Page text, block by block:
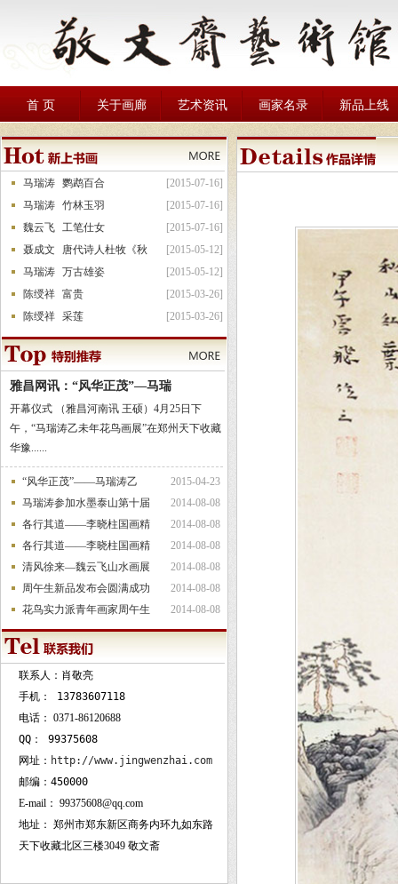
首 页 关于画廊 艺术资讯 画家名录 新品上线
马瑞涛 鹦鹉百合
[2015-07-16]
马瑞涛 竹林玉羽
[2015-07-16]
魏云飞 工笔仕女
[2015-07-16]
聂成文
唐代诗人杜牧《秋
[2015-05-12]
马瑞涛 万古雄姿
[2015-05-12]
陈绶祥 富贵
[2015-03-26]
陈绶祥 采莲 [2015-03-26]
雅昌网讯：“风华正茂”—马瑞
开幕仪式 （雅昌河南讯 王硕）4月25日下
午，“马瑞涛乙未年花鸟画展”在郑州天下收藏
华豫......
“风华正茂”——马瑞涛乙
2015-04-23
马瑞涛参加水墨泰山第十届
2014-08-08
各行其道——李晓柱国画精
2014-08-08
各行其道——李晓柱国画精
2014-08-08
清风徐来—魏云飞山水画展
2014-08-08
周午生新品发布会圆满成功
2014-08-08
花鸟实力派青年画家周午生
2014-08-08
联系人：肖敬亮
手机：
13783607118
电话： 0371-86120688
QQ：
99375608
网址： http://www.jingwenzhai.com
邮编：450000
E-mail： 99375608@qq.com
地址： 郑州市郑东新区商务内环九如东路
天下收藏北区三楼3049 敬文斋